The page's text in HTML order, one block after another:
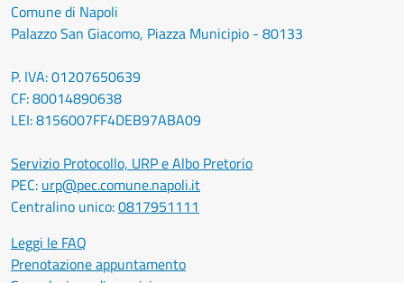
Comune di Napoli
Palazzo San Giacomo, Piazza Municipio - 80133
P. IVA: 01207650639
CF: 80014890638
LEI: 8156007FF4DEB97ABA09
Servizio Protocollo, URP e Albo Pretorio
PEC: urp@pec.comune.napoli.it
Centralino unico:0817951111
Leggi le FAQ
Prenotazione appuntamento